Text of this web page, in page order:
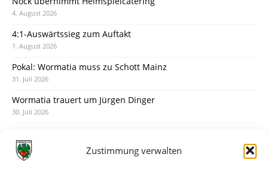
Zustimmung verwalten
4. August 2026
4:1-Auswärtssieg zum Auftakt
1. August 2026
Pokal: Wormatia muss zu Schott Mainz
31. Juli 2026
Wormatia trauert um Jürgen Dinger
30. Juli 2026
28. Juli 2026